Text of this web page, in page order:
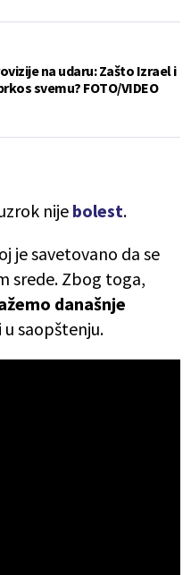
na udaru: Zašto Izrael i
svemu? FOTO/VIDEO
nije bolest.
je savetovano da se
srede. Zbog toga,
današnje
u saopštenju.